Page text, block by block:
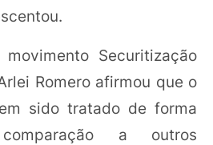
movimento Securitização
Romero afirmou que o
sido tratado de forma
a outros